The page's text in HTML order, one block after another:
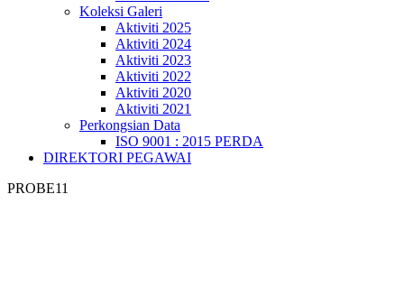
Koleksi Galeri
Aktiviti 2025
Aktiviti 2024
Aktiviti 2023
Aktiviti 2022
Aktiviti 2020
Aktiviti 2021
Perkongsian Data
ISO 9001 : 2015 PERDA
DIREKTORI PEGAWAI